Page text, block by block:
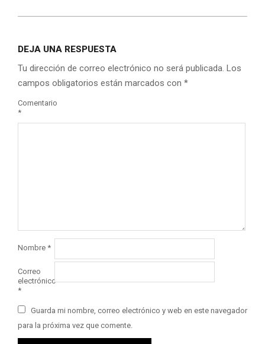
DEJA UNA RESPUESTA
Tu dirección de correo electrónico no será publicada. Los
campos obligatorios están marcados con *
Comentario
*
Nombre *
Correo
electrónico
*
Guarda mi nombre, correo electrónico y web en este navegador
para la próxima vez que comente.